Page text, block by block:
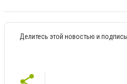
Делитесь этой новостью и